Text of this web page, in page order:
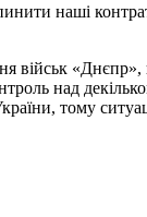
наші
військ
над
тому